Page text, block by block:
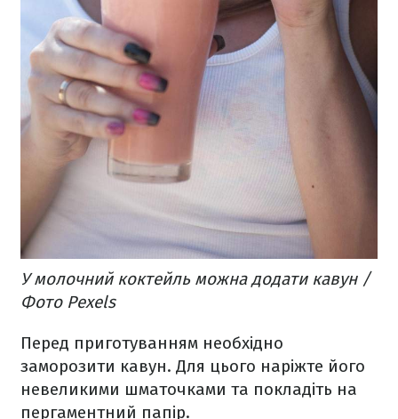
У молочний коктейль можна додати кавун /
Фото Pexels
Перед приготуванням необхідно
заморозити кавун. Для цього наріжте його
невеликими шматочками та покладіть на
пергаментний папір.